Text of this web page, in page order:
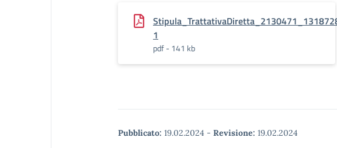
1
pdf - 141 kb
Pubblicato: 19.02.2024 - Revisione: 19.02.2024